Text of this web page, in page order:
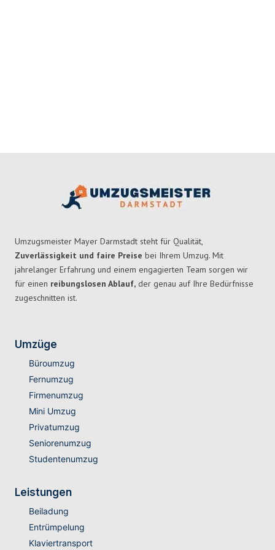
Umzugsmeister Mayer Darmstadt steht für Qualität,
Zuverlässigkeit und faire Preise bei Ihrem Umzug. Mit
jahrelanger Erfahrung und einem engagierten Team sorgen wir
für einen reibungslosen Ablauf, der genau auf Ihre Bedürfnisse
zugeschnitten ist.
Umzüge
Büroumzug
Fernumzug
Firmenumzug
Mini Umzug
Privatumzug
Seniorenumzug
Studentenumzug
Leistungen
Beiladung
Entrümpelung
Klaviertransport